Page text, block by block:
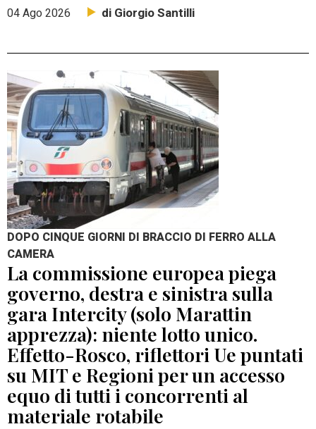
04 Ago 2026 di Giorgio Santilli
DOPO CINQUE GIORNI DI BRACCIO DI FERRO ALLA
CAMERA
La commissione europea piega
governo, destra e sinistra sulla
gara Intercity (solo Marattin
apprezza): niente lotto unico.
Effetto-Rosco, riflettori Ue puntati
su MIT e Regioni per un accesso
equo di tutti i concorrenti al
materiale rotabile